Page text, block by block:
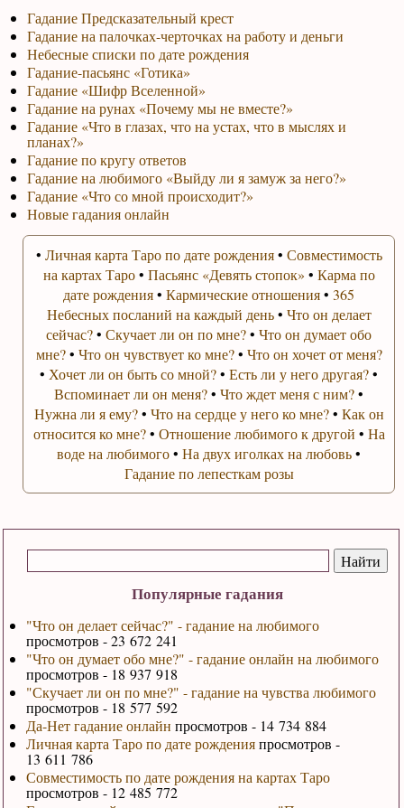
Популярные гадания
"Что он делает сейчас?" - гадание на любимого
просмотров - 23 672 241
"Что он думает обо мне?" - гадание онлайн на любимого
просмотров - 18 937 918
"Скучает ли он по мне?" - гадание на чувства любимого
просмотров - 18 577 592
Да-Нет гадание онлайн просмотров - 14 734 884
Личная карта Таро по дате рожденияпросмотров -
13 611 786
Совместимость по дате рождения на картах Таро
просмотров - 12 485 772
Гадание Предсказательный крест
Гадание на палочках-черточках на работу и деньги
Небесные списки по дате рождения
Гадание-пасьянс «Готика»
Гадание «Шифр Вселенной»
Гадание на рунах «Почему мы не вместе?»
Гадание «Что в глазах, что на устах, что в мыслях и
планах?»
Гадание по кругу ответов
Гадание на любимого «Выйду ли я замуж за него?»
Гадание «Что со мной происходит?»
Новые гадания онлайн
• Личная карта Таро по дате рождения• Совместимость
на картах Таро• Пасьянс «Девять стопок» • Карма по
дате рождения•Кармические отношения•365
Небесных посланий на каждый день• Что он делает
сейчас?•Скучает ли он по мне?•Что он думает обо
мне?• Что он чувствует ко мне?• Что он хочет от меня?
• Хочет ли он быть со мной?•Есть ли у него другая?•
Вспоминает ли он меня?•Что ждет меня с ним?•
Нужна ли я ему?• Что на сердце у него ко мне?• Как он
относится ко мне?• Отношение любимого к другой • На
воде на любимого•На двух иголках на любовь•
Гадание по лепесткам розы